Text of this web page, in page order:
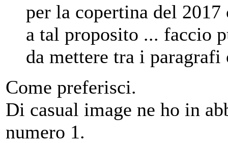
per la copertina del
a tal proposito ... faccio
da mettere tra i paragrafi
Come preferisci.
Di casual image ne ho in
numero 1.